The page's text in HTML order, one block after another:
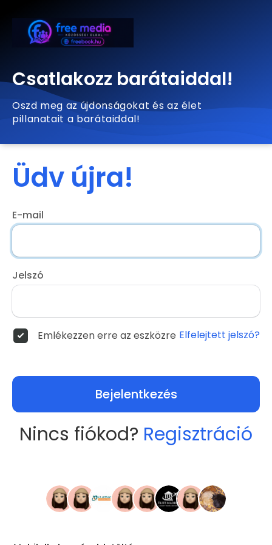
Csatlakozz barátaiddal!
Oszd meg az újdonságokat és az élet
pillanatait a barátaiddal!
Üdv újra!
E-mail
Jelszó
Emlékezzen erre az eszközre Elfelejtett jelszó?
Bejelentkezés
Nincs fiókod? Regisztráció